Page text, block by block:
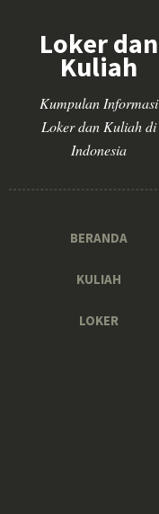
Loker dan
Kuliah
Kumpulan Informasi
Loker dan Kuliah di
Indonesia
BERANDA
KULIAH
LOKER